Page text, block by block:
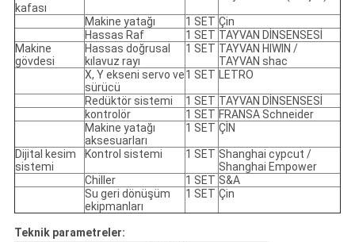
kafası
Makine yatağı 1 SET Çin
Hassas Raf
1 SET TAYVAN DİNSENSESİ
Makine
gövdesi
Hassas doğrusal
kılavuz rayı
1 SET TAYVAN HIWIN /
TAYVAN shac
X, Y ekseni servo ve
sürücü
1 SET LETRO
Redüktör sistemi 1 SET TAYVAN DİNSENSESİ
kontrolör
1 SET FRANSA Schneider
Makine yatağı
aksesuarları
1 SET ÇİN
Dijital kesim
sistemi
Kontrol sistemi 1 SET Shanghai cypcut /
Shanghai Empower
Chiller
1 SET S&A
Su geri dönüşüm
ekipmanları
1 SET Çin
Teknik parametreler: